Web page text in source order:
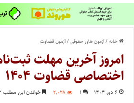
خانه/آزمون های حقوقی/آزمون قضاوت
امروز آخرین مهلت
اختصاصی قضاوت ۱۴۰۴
۶ دی ۱۴۰۴ ۱ ۲,۰۲۸ خواندن این مطلب ۲ دقیقه زمان میبرد